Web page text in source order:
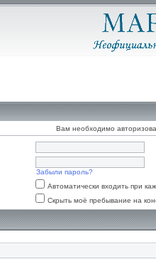
Вам необходимо
Забыли пароль?
Автоматически входить при
Скрыть моё пребывание на